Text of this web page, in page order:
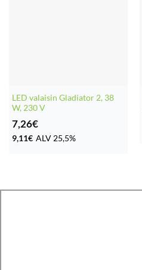
LED valaisin Gladiator 2, 38
W, 230 V
7,26€
9,11€ ALV 25,5%